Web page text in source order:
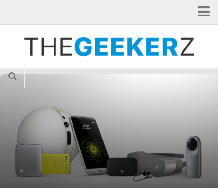
Applicazioni
Hardware
Internet of Things
News
Smartphone
Tablet